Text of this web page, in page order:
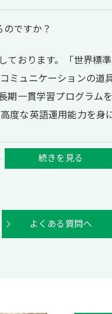
ですか？
ております。「世界
ュニケーションの道
期一貫学習プログラ
な英語運用能力を身
よくある質問へ